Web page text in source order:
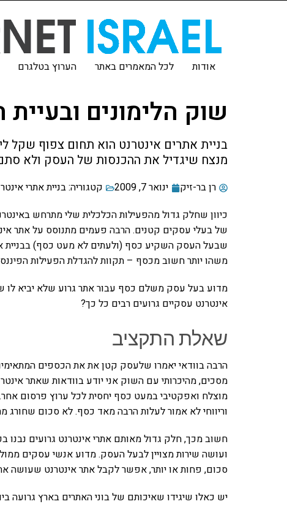
אודות לכל המאמרים באתר הערוץ בטלגרם
שוק הלימונים
בניית אתרים אינטרנט הוא תחום צפוף שקל
מנצח שיגדיל את ההכנסות של העסק ולא
רן בר-זיק ינואר 7, 2009 קטגוריה:בניית אתרי
כיוון שחלק גדול מהפעילות הכלכלית שלי מתרחש
של בעלי עסקים קטנים. הרבה פעמים מתנוסס על אתר
שבעל העסק השקיע כסף (ולעתים לא מעט כסף) בבניית
משהו יותר חשוב מכסף – תקוות להגדלת הפעילות
מדוע בעל עסק משלם כסף עבור אתר גרוע שלא יביא לו
אינטרנט עסקיים גרועים רבים כל כך?
שאלת התקציב
הרבה בוודאי יאמרו שלעסק קטן את את הכספים
מסכים, מהיכרותי עם השוק אני יודע בוודאות שאתר
מוצלח ואפקטיבי במעט כסף יחסית לכל ערוץ פרסום
וריווחי לא אמור לעלות הרבה מאד כסף. לא סכום
חשוב מכך, חלק גדול מאותם אתרי אינטרנט גרועים
ועושה שירות מצויין לבעל העסק. מדוע אנשי עסקים
סכום, פחות או יותר, אפשר לקבל אתר אינטרנט שעושה
יש כאלו שיגידו שאיכותם של בוני האתרים בארץ גרועה